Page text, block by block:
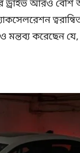
ড্রাইভ আরও বেশি
মন্তব্য করেছেন